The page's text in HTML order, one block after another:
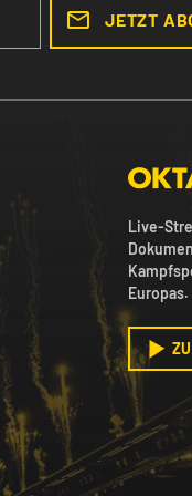
JETZT
Live-
Europas.